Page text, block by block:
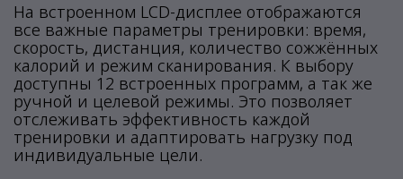
На встроенном LCD-дисплее отображаются
все важные параметры тренировки: время,
скорость, дистанция, количество сожжённых
калорий и режим сканирования. К выбору
доступны 12 встроенных программ, а так же
ручной и целевой режимы. Это позволяет
отслеживать эффективность каждой
тренировки и адаптировать нагрузку под
индивидуальные цели.